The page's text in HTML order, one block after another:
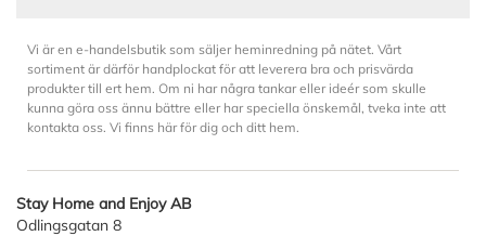
Vi är en e-handelsbutik som säljer heminredning på nätet. Vårt
sortiment är därför handplockat för att leverera bra och prisvärda
produkter till ert hem. Om ni har några tankar eller ideér som skulle
kunna göra oss ännu bättre eller har speciella önskemål, tveka inte att
kontakta oss. Vi finns här för dig och ditt hem.
Stay Home and Enjoy AB
Odlingsgatan 8